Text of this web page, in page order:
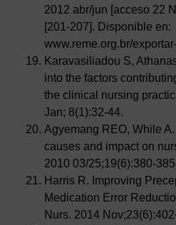
2012 abr/jun [acceso 22
[201-207]. Disponible en:
www.reme.org.br/
Karavasiliadou S,
into the factors
the clinical nursing
Jan; 8(1):32-44.
Agyemang REO, While
causes and impact on
2010 03/25;19(6):380-
Harris R. Improving
Medication Error
Nurs. 2014